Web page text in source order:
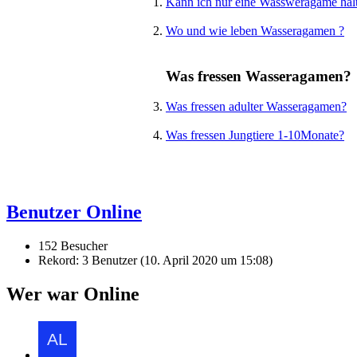
Wo und wie leben Wasseragamen ?
Was fressen Wasseragamen?
Was fressen adulter Wasseragamen?
Was fressen Jungtiere 1-10Monate?
Benutzer Online
152 Besucher
Rekord: 3 Benutzer (10. April 2020 um 15:08)
Wer war Online